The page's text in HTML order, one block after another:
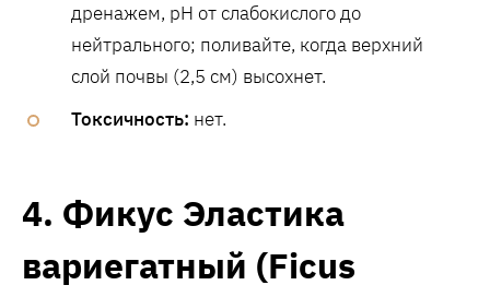
дренажем, pH от слабокислого до
нейтрального; поливайте, когда верхний
слой почвы (2,5 см) высохнет.
Токсичность: нет.
4. Фикус Эластика
вариегатный (Ficus